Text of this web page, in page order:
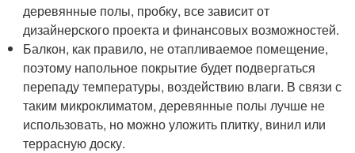
деревянные полы, пробку, все зависит от
дизайнерского проекта и финансовых возможностей.
Балкон, как правило, не отапливаемое помещение,
поэтому напольное покрытие будет подвергаться
перепаду температуры, воздействию влаги. В связи с
таким микроклиматом, деревянные полы лучше не
использовать, но можно уложить плитку, винил или
террасную доску.